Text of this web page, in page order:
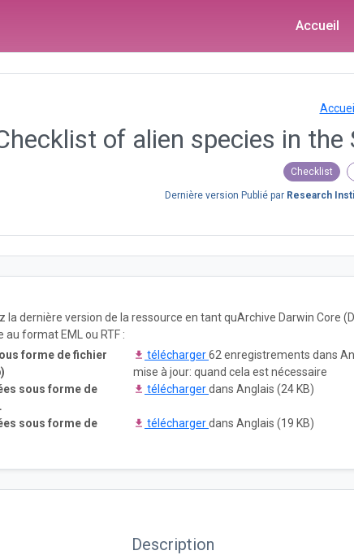
Accueil
Accueil
of alien species in
Checklist
Dernière version Publié par Research
la dernière version de la ressource en tant quArchive Darwin Core
au format EML ou RTF :
forme de fichier
télécharger62 enregistrements dans
mise à jour: quand cela est nécessaire
sous forme de
téléchargerdans Anglais (24 KB)
sous forme de
téléchargerdans Anglais (19 KB)
Description